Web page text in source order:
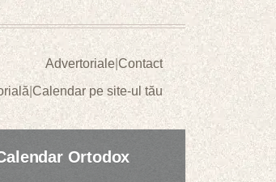
Advertoriale|Contact
|Calendar pe site-ul tău
Ortodox